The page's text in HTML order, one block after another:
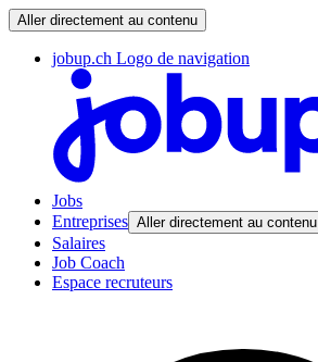
Aller directement au contenu
jobup.ch Logo de navigation
Jobs
Entreprises Aller directement au contenu
Salaires
Job Coach
Espace recruteurs